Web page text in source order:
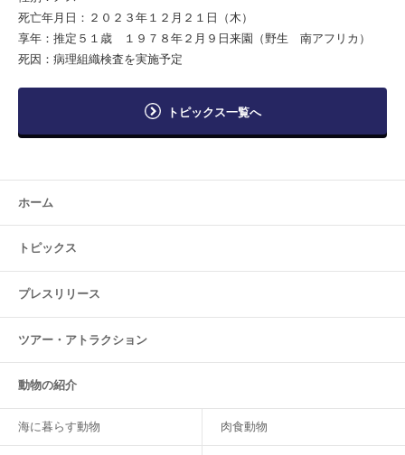
死亡年月日：２０２３年１２月２１日（木）
享年：推定５１歳 １９７８年２月９日来園（野生 南アフリカ）
死因：病理組織検査を実施予定
トピックス一覧へ
ホーム
トピックス
プレスリリース
ツアー・ アトラクション
動物の紹介
海に暮らす動物 肉食動物